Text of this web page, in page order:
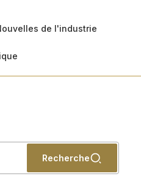
de l'industrie
Recherche